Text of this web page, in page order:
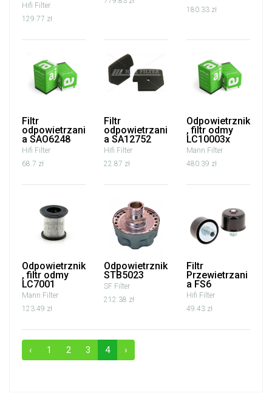
Hifi Filter
129.77 zł
180.33 zł
Filtr
odpowietrzani
a SAO6248
Hifi Filter
68.7 zł
Filtr
odpowietrzani
a SA12752
Hifi Filter
22.87 zł
Odpowietrznik
, filtr odmy
LC10003x
Mann Filter
480.39 zł
Odpowietrznik
, filtr odmy
LC7001
Mann Filter
123.49 zł
Odpowietrznik
STB5023
SF Filter
212.38 zł
Filtr
Przewietrzani
a FS6
Hifi Filter
49.43 zł
‹ 1 2 3 4 ›